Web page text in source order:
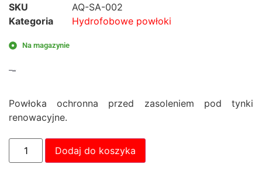
SKU
AQ-SA-002
Kategoria
Hydrofobowe powłoki
Na magazynie
Powłoka ochronna przed zasoleniem pod tynki
renowacyjne.
Dodaj do koszyka